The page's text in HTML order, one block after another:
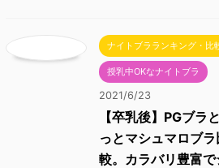
ナイトブラランキング・比
授乳中OKなナイトブラ
2021/6/23
【卒乳後】PGブラ
っとマシュマロブラ
較。カラバリ豊富で